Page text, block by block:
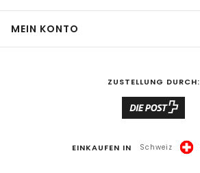
MEIN KONTO
ZUSTELLUNG DURCH:
EINKAUFEN IN Schweiz